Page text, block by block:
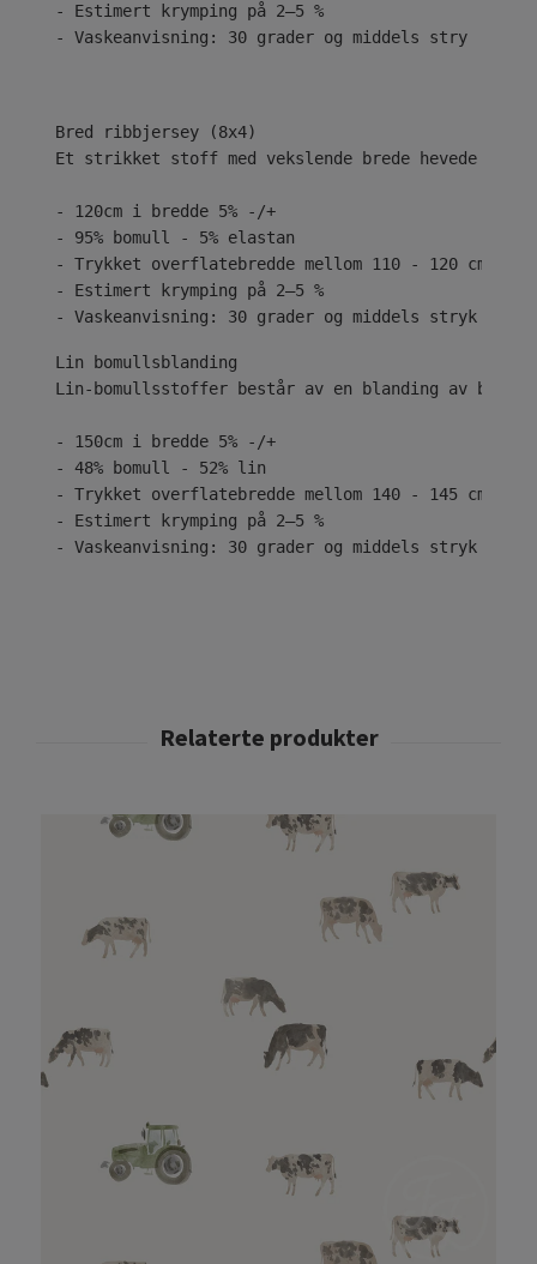
- Estimert krymping på 2–5 %
- Vaskeanvisning: 30 grader og middels stry
Bred ribbjersey (8x4)
Et strikket stoff med vekslende brede hevede og
- 120cm i bredde 5% -/+
- 95% bomull - 5% elastan
- Trykket overflatebredde mellom 110 - 120 cm
- Estimert krymping på 2–5 %
- Vaskeanvisning: 30 grader og middels stryk
Lin-bomullsstoffer består av en blanding av
- 150cm i bredde 5% -/+
- 48% bomull - 52% lin
- Trykket overflatebredde mellom 140 - 145 cm
- Estimert krymping på 2–5 %
- Vaskeanvisning: 30 grader og middels stryk